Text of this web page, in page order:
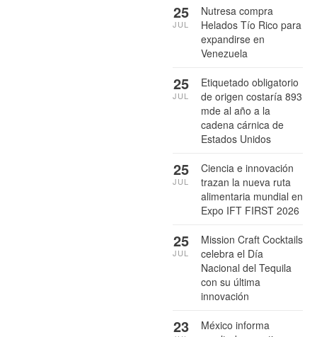
Nutresa compra
Helados Tío Rico para
expandirse en
Venezuela
25
JUL
Etiquetado obligatorio
de origen costaría 893
mde al año a la
cadena cárnica de
Estados Unidos
25
JUL
Ciencia e innovación
trazan la nueva ruta
alimentaria mundial en
Expo IFT FIRST 2026
25
JUL
Mission Craft Cocktails
celebra el Día
Nacional del Tequila
con su última
innovación
25
JUL
México informa
23